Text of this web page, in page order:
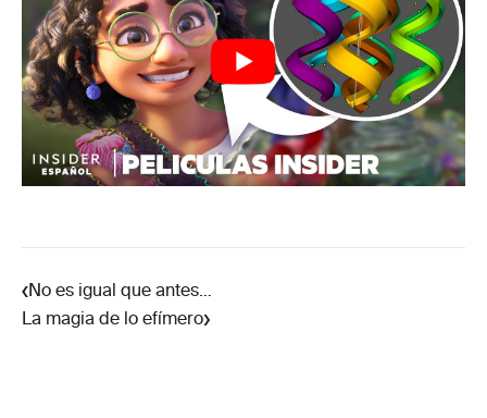
‹No es igual que antes…
La magia de lo efímero›